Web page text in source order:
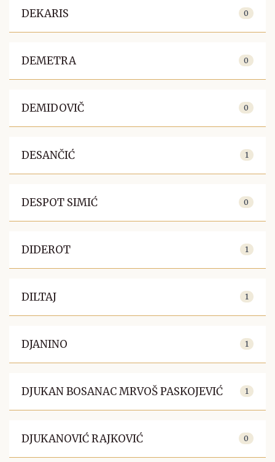
DEKARIS 0
DEMETRA 0
DEMIDOVIČ 0
DESANČIĆ 1
DESPOT SIMIĆ 0
DIDEROT 1
DILTAJ 1
DJANINO 1
DJUKAN BOSANAC MRVOŠ PASKOJEVIĆ 1
DJUKANOVIĆ RAJKOVIĆ 0